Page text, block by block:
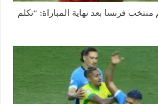
فرنسا بعد نهاية المباراة: “تكلم